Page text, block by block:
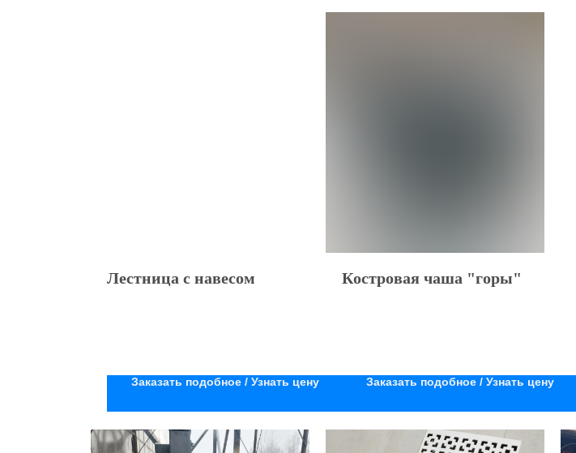
Лестница с навесом
Заказать подобное / Узнать цену
Костровая чаша "горы"
Заказать подобное / Узнать цену